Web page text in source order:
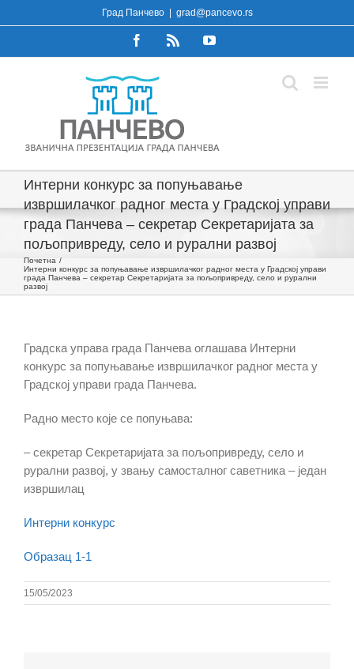
to
Град Панчево grad@pancevo.rs
FacebookRss YouTube
Интерни конкурс за попуњавање
извршилачког радног места у Градској управи
града Панчева – секретар Секретаријата за
пољопривреду, село и рурални развој
Почетна
Интерни конкурс за попуњавање извршилачког радног места у Градској управи
града Панчева – секретар Секретаријата за пољопривреду, село и рурални
развој
Градска управа града Панчева оглашава Интерни
конкурс за попуњавање извршилачког радног места у
Градској управи града Панчева.
Радно место које се попуњава:
– секретар Секретаријата за пољопривреду, село и
рурални развој, у звању самосталног саветника – један
извршилац
Интерни конкурс
Образац 1-1
15/05/2023